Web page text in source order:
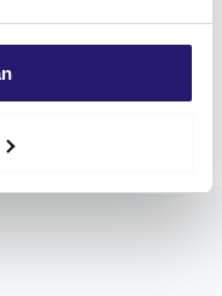
kleinere spoed om
spoed,
is gericht